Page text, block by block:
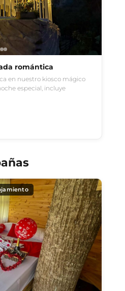
romántica
en nuestro kiosco mágico
especial, incluye